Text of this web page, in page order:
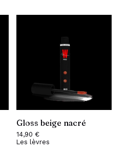
Gloss beige nacré
14,90 €
Les lèvres